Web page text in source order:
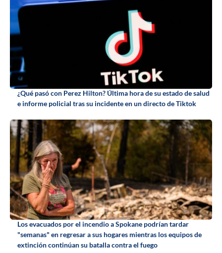
¿Qué pasó con Perez Hilton? Última hora de su estado de salud
e informe policial tras su incidente en un directo de Tiktok
Los evacuados por el incendio a Spokane podrían tardar
"semanas" en regresar a sus hogares mientras los equipos de
extinción continúan su batalla contra el fuego